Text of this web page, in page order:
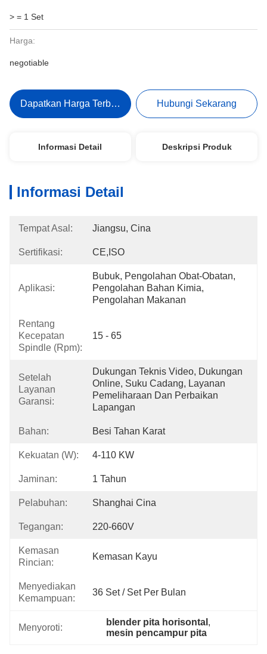
> = 1 Set
Harga:
negotiable
Dapatkan Harga Terbaik Hubungi Sekarang
Informasi Detail Deskripsi Produk
Informasi Detail
Tempat Asal: Jiangsu, Cina
Sertifikasi: CE,ISO
Aplikasi:
Bubuk, Pengolahan Obat-Obatan,
Pengolahan Bahan Kimia,
Pengolahan Makanan
Rentang
Kecepatan
Spindle (rpm):
15 - 65
Setelah
Layanan
Garansi:
Dukungan Teknis Video, Dukungan
Online, Suku Cadang, Layanan
Pemeliharaan Dan Perbaikan
Lapangan
Bahan: Besi Tahan Karat
Kekuatan (w): 4-110 KW
Jaminan: 1 Tahun
Pelabuhan: Shanghai Cina
Tegangan: 220-660V
Kemasan
Rincian:
Kemasan Kayu
Menyediakan
Kemampuan:
36 Set / Set Per Bulan
Menyoroti:
blender pita horisontal ,
mesin pencampur pita